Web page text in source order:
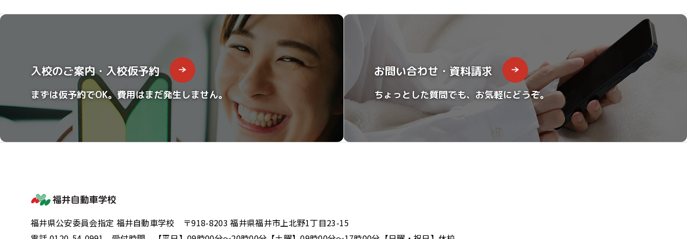
入校のご案内・入校仮予約
まずは仮予約でOK。費用はまだ発生しません。
お問い合わせ・資料請求
ちょっとした質問でも、お気軽にどうぞ。
福井県公安委員会指定 福井自動車学校 〒918-8203 福井県福井市上北野1丁目23-15